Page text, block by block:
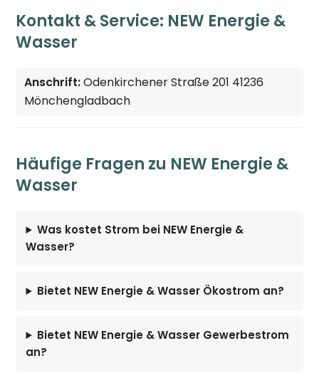
Kontakt & Service: NEW Energie &
Wasser
Anschrift:Odenkirchener Straße 201 41236
Mönchengladbach
Häufige Fragen zu NEW Energie &
Wasser
Was kostet Strom bei NEW Energie &
Wasser?
Bietet NEW Energie & Wasser Ökostrom an?
Bietet NEW Energie & Wasser Gewerbestrom
an?